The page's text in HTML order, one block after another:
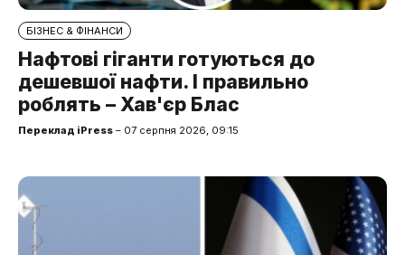
БІЗНЕС & ФІНАНСИ
Нафтові гіганти готуються до
дешевшої нафти. І правильно
роблять – Хав'єр Блас
Переклад iPress – 07 серпня 2026, 09:15